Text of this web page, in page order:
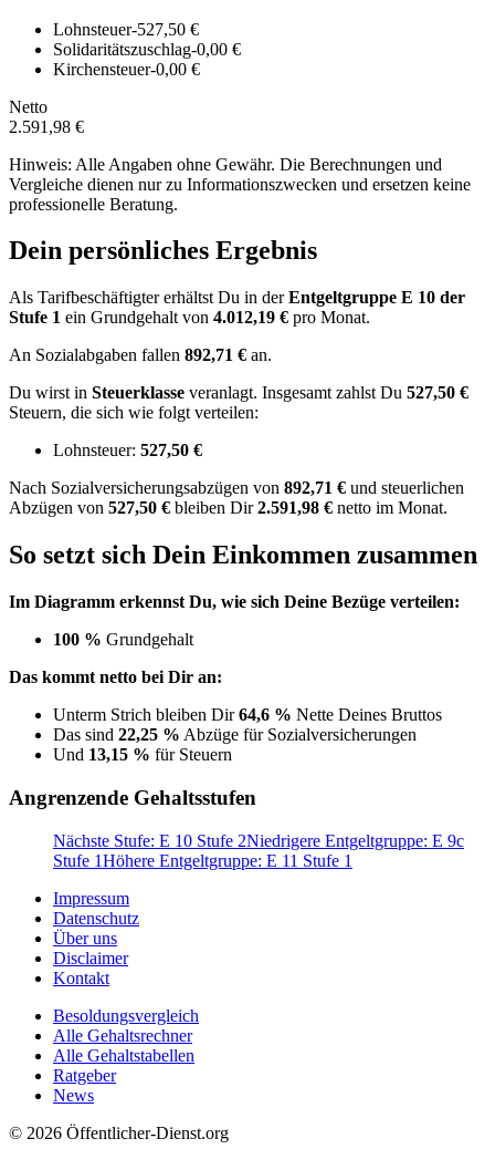
Lohnsteuer-527,50 €
Solidaritätszuschlag-0,00 €
Kirchensteuer-0,00 €
Netto
2.591,98 €
Hinweis: Alle Angaben ohne Gewähr. Die Berechnungen und
Vergleiche dienen nur zu Informationszwecken und ersetzen keine
professionelle Beratung.
Dein persönliches Ergebnis
Als Tarifbeschäftigter erhältst Du in derEntgeltgruppe E 10 der
Stufe 1 ein Grundgehalt von 4.012,19 € pro Monat.
An Sozialabgaben fallen 892,71 € an.
Du wirst in Steuerklasse veranlagt. Insgesamt zahlst Du 527,50 €
Steuern, die sich wie folgt verteilen:
Lohnsteuer: 527,50 €
Nach Sozialversicherungsabzügen von 892,71 € und steuerlichen
Abzügen von 527,50 € bleiben Dir2.591,98 € netto im Monat.
So setzt sich Dein Einkommen zusammen
Im Diagramm erkennst Du, wie sich Deine Bezüge verteilen:
100 % Grundgehalt
Das kommt netto bei Dir an:
Unterm Strich bleiben Dir64,6 % Nette Deines Bruttos
Das sind 22,25 % Abzüge für Sozialversicherungen
Und 13,15 % für Steuern
Angrenzende Gehaltsstufen
Nächste Stufe: E 10 Stufe 2Niedrigere Entgeltgruppe: E 9c
Stufe 1Höhere Entgeltgruppe: E 11 Stufe 1
Impressum
Datenschutz
Über uns
Disclaimer
Kontakt
Besoldungsvergleich
Alle Gehaltsrechner
Alle Gehaltstabellen
Ratgeber
News
© 2026 Öffentlicher-Dienst.org